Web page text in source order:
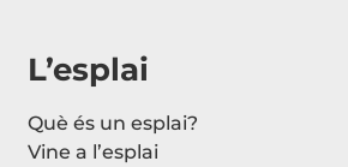
L’esplai
Què és un esplai?
Vine a l’esplai